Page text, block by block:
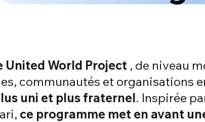
United World Project , de niveau
communautés et organisations
uni et plus fraternel. Inspirée
ce programme met en avant